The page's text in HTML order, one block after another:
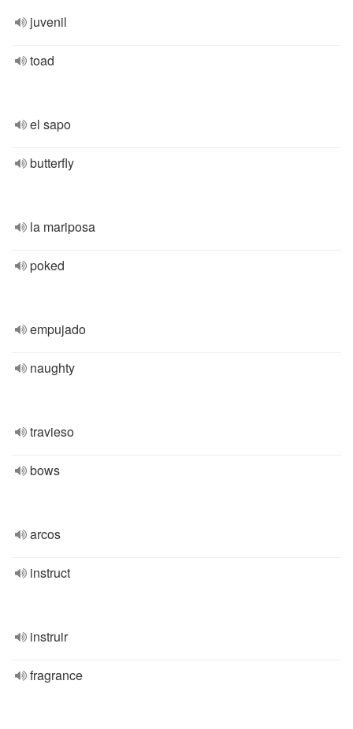
juvenil
toad
el sapo
butterfly
la mariposa
poked
empujado
naughty
travieso
bows
arcos
instruct
instruir
fragrance